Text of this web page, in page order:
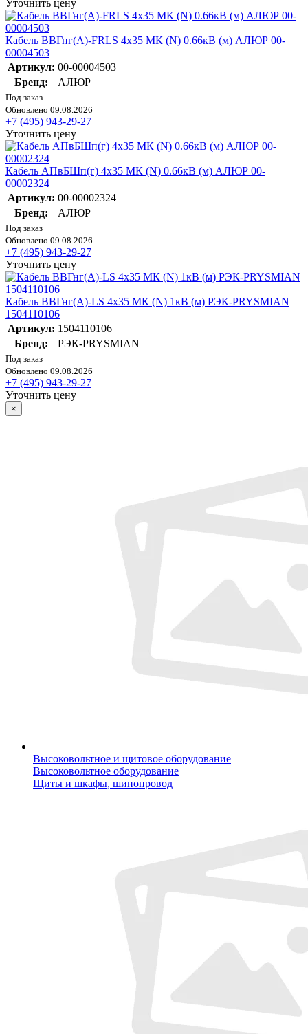
Уточнить цену
Кабель ВВГнг(А)-FRLS 4х35 МК (N) 0.66кВ (м) АЛЮР 00-
00004503
Артикул: 00-00004503
Бренд:
АЛЮР
Под заказ
Обновлено 09.08.2026
+7 (495) 943-29-27
Уточнить цену
Кабель АПвБШп(г) 4х35 МК (N) 0.66кВ (м) АЛЮР 00-
00002324
Артикул: 00-00002324
Бренд:
АЛЮР
Под заказ
Обновлено 09.08.2026
+7 (495) 943-29-27
Уточнить цену
Кабель ВВГнг(А)-LS 4х35 МК (N) 1кВ (м) РЭК-PRYSMIAN
1504110106
Артикул: 1504110106
Бренд:
РЭК-PRYSMIAN
Под заказ
Обновлено 09.08.2026
+7 (495) 943-29-27
Уточнить цену
×
Высоковольтное и щитовое оборудование
Высоковольтное оборудование
Щиты и шкафы, шинопровод